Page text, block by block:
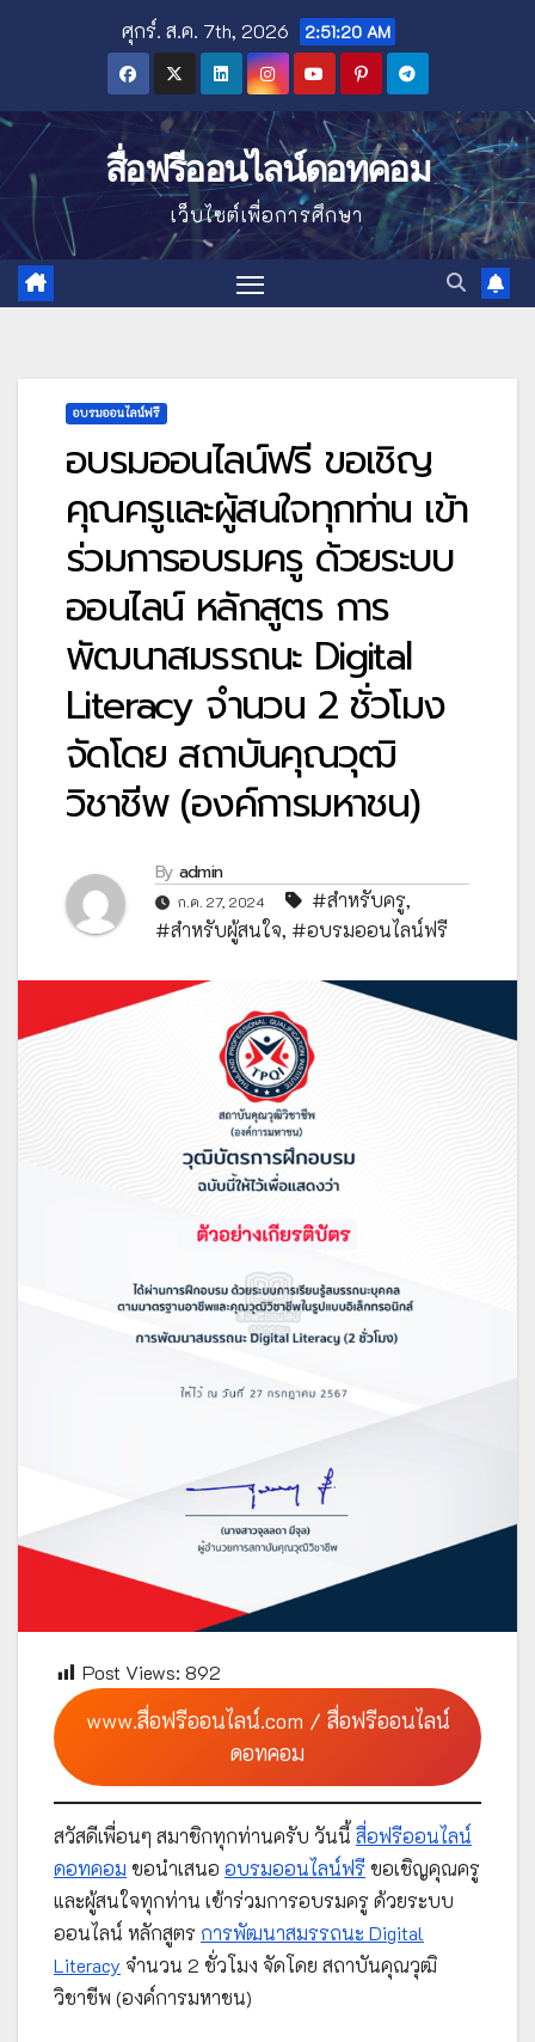
ศุกร์. ส.ค. 7th, 2026 2:51:21 AM
สื่อฟรีออนไลน์ดอทคอม
เว็บไซต์เพื่อการศึกษา
อบรมออนไลน์ฟรี
อบรมออนไลน์ฟรี ขอเชิญ
คุณครูและผู้สนใจทุกท่าน เข้า
ร่วมการอบรมครู ด้วยระบบ
ออนไลน์ หลักสูตร การ
พัฒนาสมรรถนะ Digital
Literacy จำนวน 2 ชั่วโมง
จัดโดย สถาบันคุณวุฒิ
วิชาชีพ (องค์การมหาชน)
By admin
ก.ค. 27, 2024 #สำหรับครู,
#สำหรับผู้สนใจ, #อบรมออนไลน์ฟรี
Post Views: 892
www.สื่อฟรีออนไลน์.com / สื่อฟรีออนไลน์
ดอทคอม
สวัสดีเพื่อนๆ สมาชิกทุกท่านครับ วันนี้ สื่อฟรีออนไลน์
ดอทคอม ขอนำเสนอ อบรมออนไลน์ฟรี ขอเชิญคุณครู
และผู้สนใจทุกท่าน เข้าร่วมการอบรมครู ด้วยระบบ
ออนไลน์ หลักสูตร การพัฒนาสมรรถนะ Digital
Literacy จำนวน 2 ชั่วโมง จัดโดย สถาบันคุณวุฒิ
วิชาชีพ (องค์การมหาชน)